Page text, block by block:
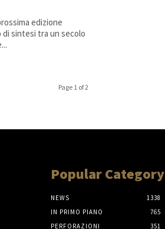
edizione
di sintesi tra un secolo
Page 1 of 2
Popular Category
NEWS
1338
IN PRIMO PIANO
765
PERFORAZIONI
351